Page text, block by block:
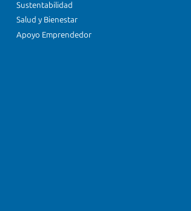
Sustentabilidad
Salud y Bienestar
Apoyo Emprendedor